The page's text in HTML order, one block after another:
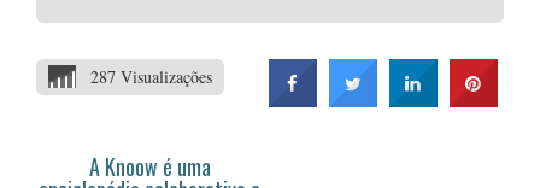
287 Visualizações
A Knoow é uma